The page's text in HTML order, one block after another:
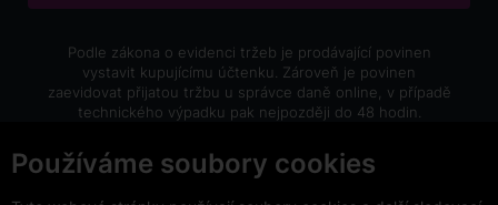
Používáme soubory cookies
Podle zákona o evidenci tržeb je prodávající povinen
vystavit kupujícímu účtenku. Zároveň je povinen
zaevidovat přijatou tržbu u správce daně online, v případě
technického výpadku pak nejpozději do 48 hodin.
nápojů osobám mladším 18 let.